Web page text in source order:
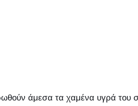
άμεσα τα χαμένα υγρά του